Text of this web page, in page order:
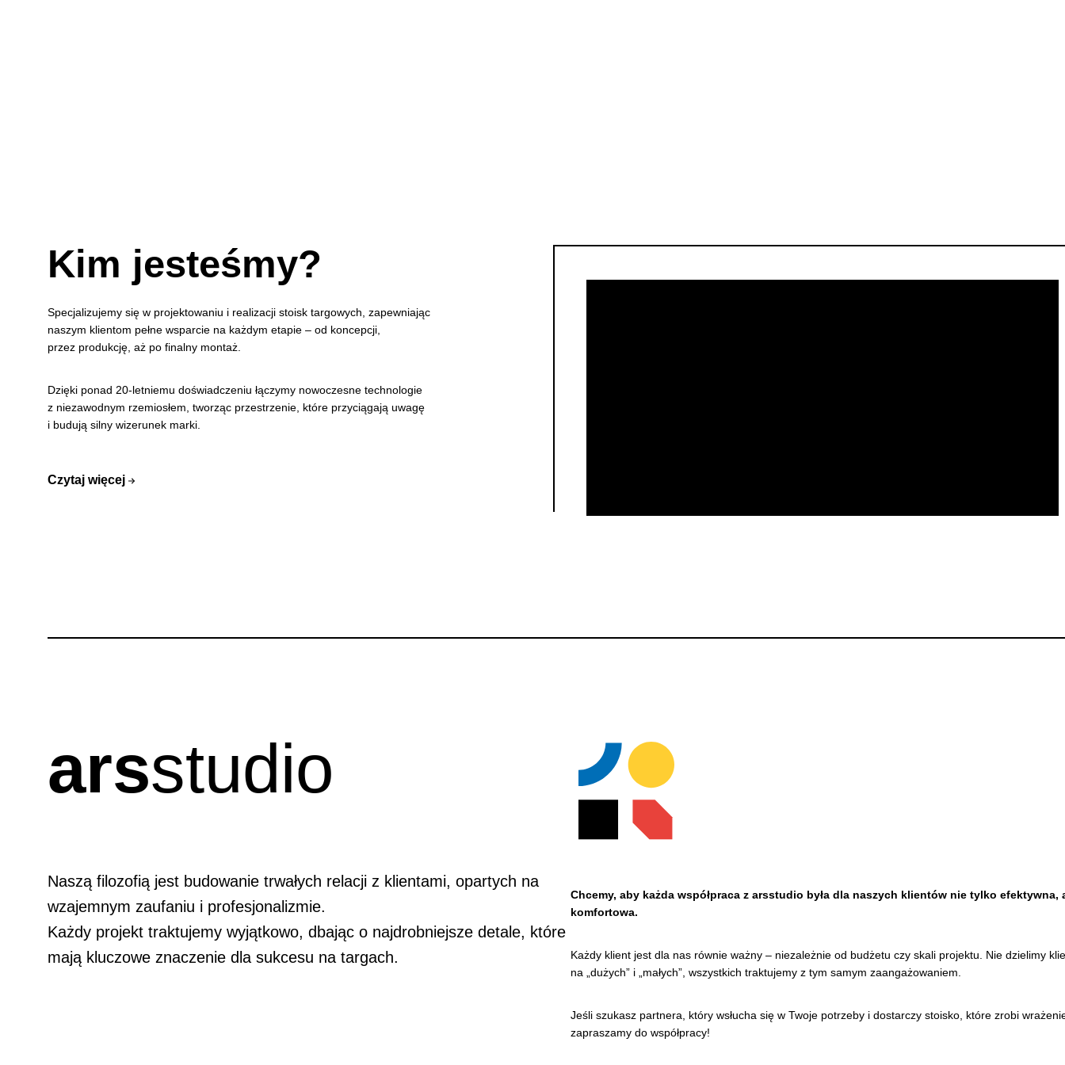
Kim jesteśmy?
Specjalizujemy się w projektowaniu i realizacji stoisk targowych, zapewniając
naszym klientom pełne wsparcie na każdym etapie – od koncepcji,
przez produkcję, aż po finalny montaż.
Dzięki ponad 20-letniemu doświadczeniu łączymy nowoczesne technologie
z niezawodnym rzemiosłem, tworząc przestrzenie, które przyciągają uwagę
i budują silny wizerunek marki.
Czytaj więcej
arsstudio
Naszą filozofią jest budowanie trwałych relacji z klientami, opartych na
wzajemnym zaufaniu i profesjonalizmie.
Każdy projekt traktujemy wyjątkowo, dbając o najdrobniejsze detale, które
mają kluczowe znaczenie dla sukcesu na targach.
Chcemy, aby każda współpraca z arsstudio była dla naszych klientów nie tylko efektywna,
komfortowa.
Każdy klient jest dla nas równie ważny – niezależnie od budżetu czy skali projektu. Nie dzielimy
na „dużych” i „małych”, wszystkich traktujemy z tym samym zaangażowaniem.
Jeśli szukasz partnera, który wsłucha się w Twoje potrzeby i dostarczy stoisko, które zrobi
zapraszamy do współpracy!